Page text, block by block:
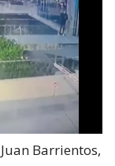
Barrientos,